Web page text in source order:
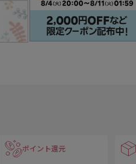
ポイント還元